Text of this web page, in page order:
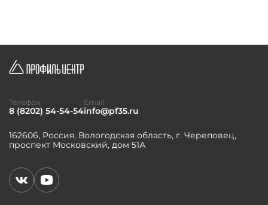
162606, Россия, Вологодская область, г. Череповец,
проспект Московский, дом 51А
Телефон
8 (8202) 54-54-54
Email
info@pf35.ru